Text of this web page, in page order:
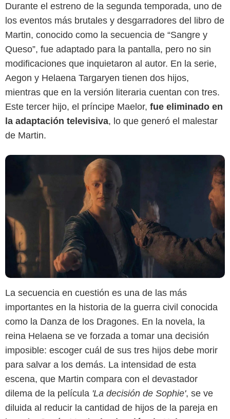
Durante el estreno de la segunda temporada, uno de
los eventos más brutales y desgarradores del libro de
Martin, conocido como la secuencia de “Sangre y
Queso”, fue adaptado para la pantalla, pero no sin
modificaciones que inquietaron al autor. En la serie,
Aegon y Helaena Targaryen tienen dos hijos,
mientras que en la versión literaria cuentan con tres.
Este tercer hijo, el príncipe Maelor, fue eliminado en
la adaptación televisiva, lo que generó el malestar
de Martin.
Max
La secuencia en cuestión es una de las más
importantes en la historia de la guerra civil conocida
como la Danza de los Dragones. En la novela, la
reina Helaena se ve forzada a tomar una decisión
imposible: escoger cuál de sus tres hijos debe morir
para salvar a los demás. La intensidad de esta
escena, que Martin compara con el devastador
dilema de la película 'La decisión de Sophie', se ve
diluida al reducir la cantidad de hijos de la pareja en